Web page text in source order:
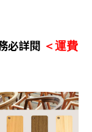
必詳閱 ＜運費